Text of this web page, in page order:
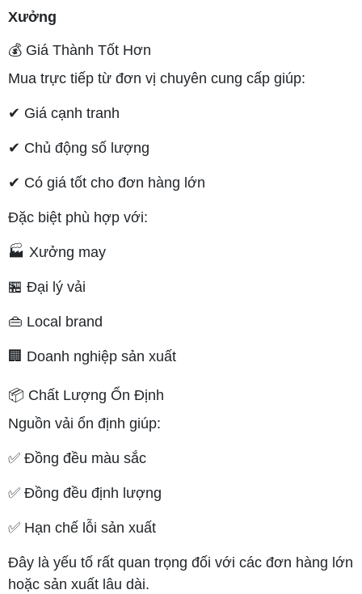
Xưởng
💰 Giá Thành Tốt Hơn
Mua trực tiếp từ đơn vị chuyên cung cấp giúp:
✔ Giá cạnh tranh
✔ Chủ động số lượng
✔ Có giá tốt cho đơn hàng lớn
Đặc biệt phù hợp với:
🏭 Xưởng may
🏪 Đại lý vải
👜 Local brand
🏢 Doanh nghiệp sản xuất
📦 Chất Lượng Ổn Định
Nguồn vải ổn định giúp:
✅ Đồng đều màu sắc
✅ Đồng đều định lượng
✅ Hạn chế lỗi sản xuất
Đây là yếu tố rất quan trọng đối với các đơn hàng lớn
hoặc sản xuất lâu dài.